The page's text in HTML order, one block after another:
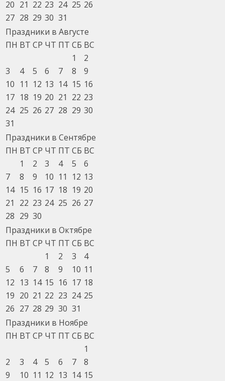
20 21 22 23 24 25 26
27 28 29 30 31
Праздники в Августе
ПН ВТ СР ЧТ ПТ СБ ВС
1
2
3
4 5 6 7 8
9
10 11 12 13 14 15 16
17 18 19 20 21 22 23
24 25 26 27 28 29 30
31
Праздники в Сентябре
ПН ВТ СР ЧТ ПТ СБ ВС
1
2 3 4 5
6
7
8 9 10 11 12 13
14 15 16 17 18 19 20
21
22 23 24 25 26 27
28 29 30
Праздники в Октябре
ПН ВТ СР ЧТ ПТ СБ ВС
1
2 3
4
5
6 7 8 9 10 11
12 13 14 15 16 17 18
19 20 21 22 23 24 25
26 27 28 29 30 31
Праздники в Ноябре
ПН ВТ СР ЧТ ПТ СБ ВС
1
2
3 4 5 6 7
8
9
10 11 12 13 14 15